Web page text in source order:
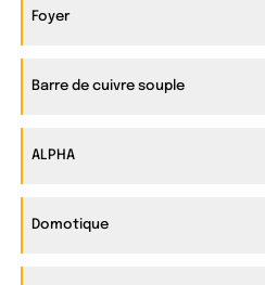
Foyer
Barre de cuivre souple
ALPHA
Domotique